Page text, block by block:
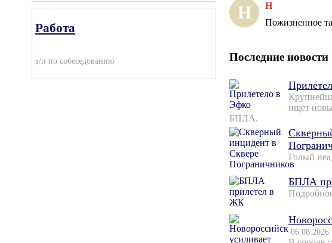
Работа
з/п по собеседованию
Н Н
Пожизненное
Последние новости
ищет
БПЛА.
Голый
БПЛА
06.08.2026